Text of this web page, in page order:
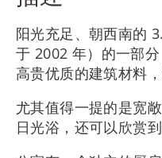
阳光充足、朝西南的
于 2002 年）的一部
高贵优质的建筑材料
尤其值得一提的是宽
日光浴，还可以欣赏